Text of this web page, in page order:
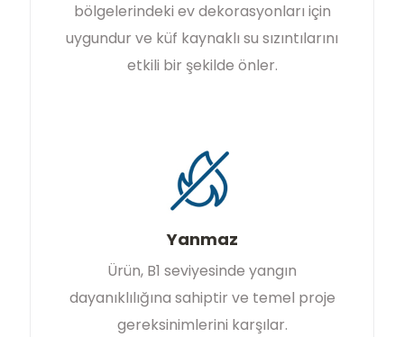
bölgelerindeki ev dekorasyonları için
uygundur ve küf kaynaklı su sızıntılarını
etkili bir şekilde önler.
Yanmaz
Ürün, B1 seviyesinde yangın
dayanıklılığına sahiptir ve temel proje
gereksinimlerini karşılar.